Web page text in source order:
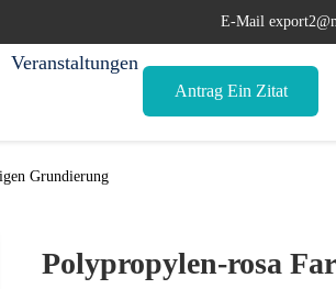
E-Mail
Veranstaltungen
Antrag Ein Zitat
Grundierung
Polypropylen-rosa